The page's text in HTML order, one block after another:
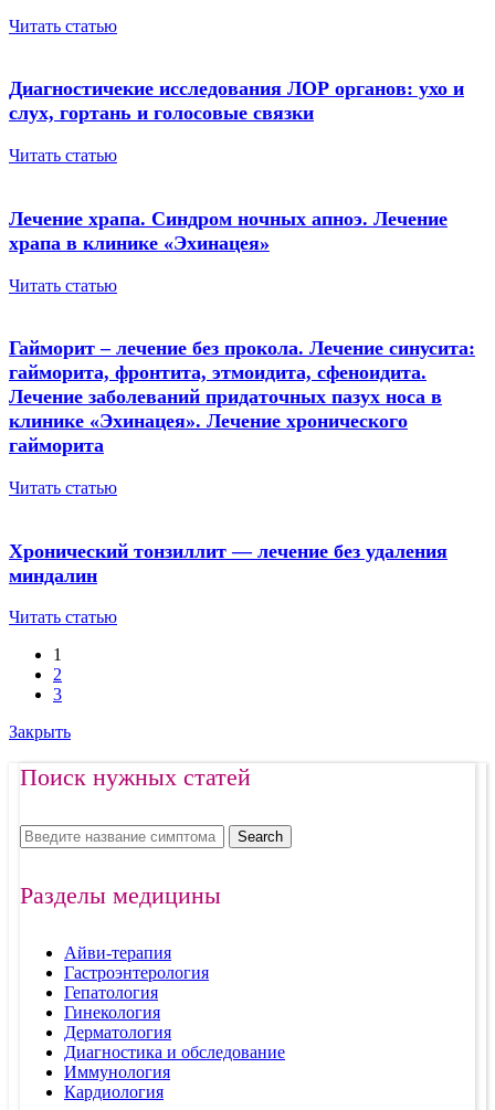
Читать статью
Диагностичекие исследования ЛОР органов: ухо и
слух, гортань и голосовые связки
Читать статью
Лечение храпа. Синдром ночных апноэ. Лечение
храпа в клинике «Эхинацея»
Читать статью
Гайморит – лечение без прокола. Лечение синусита:
гайморита, фронтита, этмоидита, сфеноидита.
Лечение заболеваний придаточных пазух носа в
клинике «Эхинацея». Лечение хронического
гайморита
Читать статью
Хронический тонзиллит — лечение без удаления
миндалин
Читать статью
1
2
3
Закрыть
Поиск нужных статей
Search
Разделы медицины
Айви-терапия
Гастроэнтерология
Гепатология
Гинекология
Дерматология
Диагностика и обследование
Иммунология
Кардиология